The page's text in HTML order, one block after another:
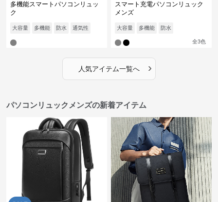
多機能スマートパソコンリュッ
ク
大容量 多機能 防水 通気性
スマート充電パソコンリュック
メンズ
大容量 多機能 防水
全3色
人気アイテム一覧へ ›
パソコンリュックメンズの新着アイテム